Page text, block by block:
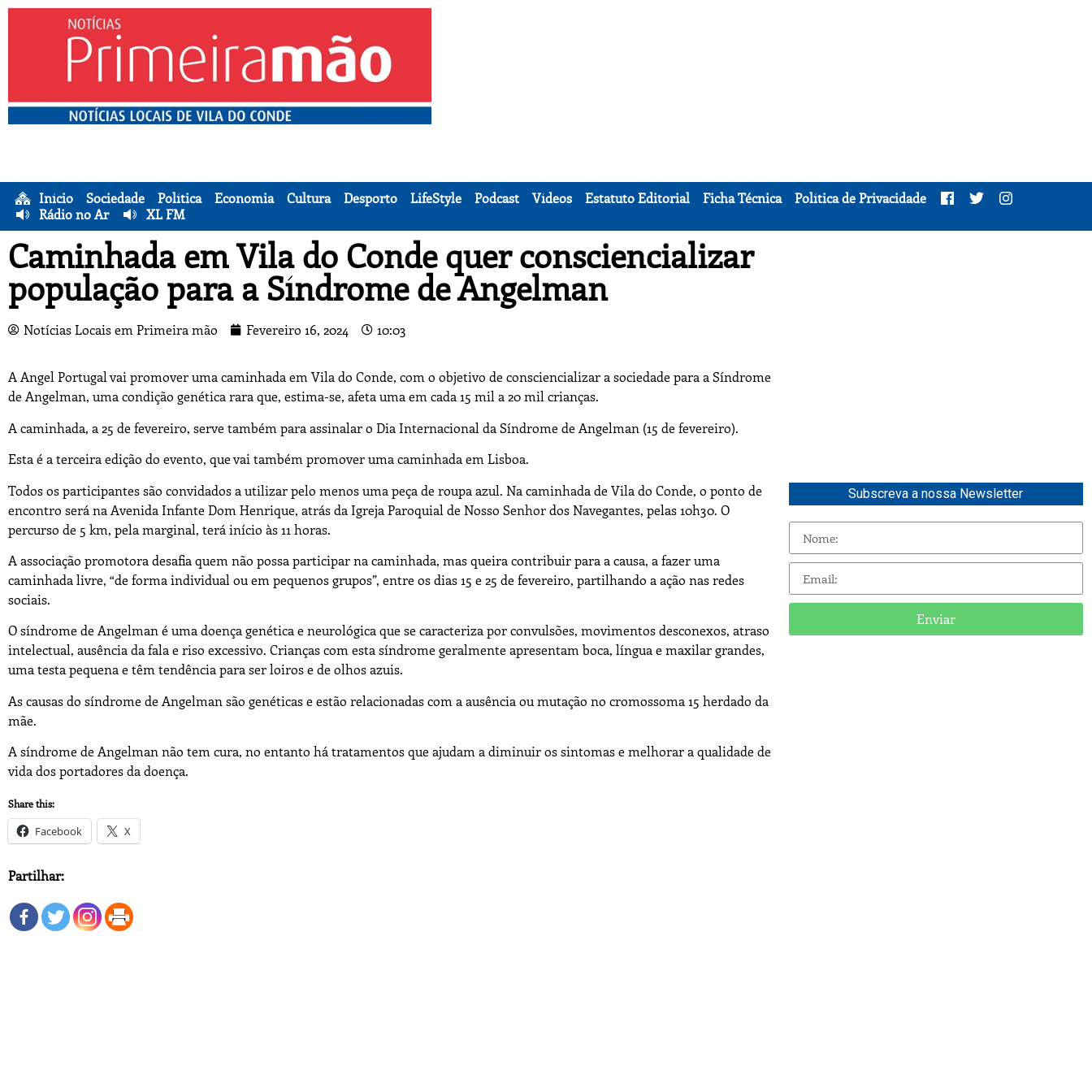
Início Sociedade Política Economia Cultura Desporto LifeStyle Podcast Vídeos Estatuto Editorial Ficha Técnica
Política de Privacidade
Rádio no Ar
XL FM
Caminhada em Vila do Conde quer consciencializar
população para a Síndrome de Angelman
Notícias Locais em Primeira mão Fevereiro 16, 2024 10:03
A Angel Portugal vai promover uma caminhada em Vila do Conde, com o objetivo de consciencializar a sociedade para a Síndrome
de Angelman, uma condição genética rara que, estima-se, afeta uma em cada 15 mil a 20 mil crianças.
A caminhada, a 25 de fevereiro, serve também para assinalar o Dia Internacional da Síndrome de Angelman (15 de fevereiro).
Esta é a terceira edição do evento, que vai também promover uma caminhada em Lisboa.
Todos os participantes são convidados a utilizar pelo menos uma peça de roupa azul. Na caminhada de Vila do Conde, o ponto de
encontro será na Avenida Infante Dom Henrique, atrás da Igreja Paroquial de Nosso Senhor dos Navegantes, pelas 10h30. O
percurso de 5 km, pela marginal, terá início às 11 horas.
A associação promotora desafia quem não possa participar na caminhada, mas queira contribuir para a causa, a fazer uma
caminhada livre, “de forma individual ou em pequenos grupos”, entre os dias 15 e 25 de fevereiro, partilhando a ação nas redes
sociais.
O síndrome de Angelman é uma doença genética e neurológica que se caracteriza por convulsões, movimentos desconexos, atraso
intelectual, ausência da fala e riso excessivo. Crianças com esta síndrome geralmente apresentam boca, língua e maxilar grandes,
uma testa pequena e têm tendência para ser loiros e de olhos azuis.
As causas do síndrome de Angelman são genéticas e estão relacionadas com a ausência ou mutação no cromossoma 15 herdado da
mãe.
A síndrome de Angelman não tem cura, no entanto há tratamentos que ajudam a diminuir os sintomas e melhorar a qualidade de
vida dos portadores da doença.
Share this:
Facebook X
Partilhar:
Subscreva a nossa Newsletter
Enviar